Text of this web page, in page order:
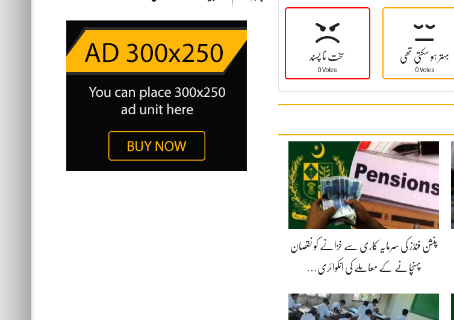
سخت نا پسند
0 Votes
بہتر ہو سکتی تھی
0 Votes
پنشن فنڈز کی سرمایہ کاری سے خزانے کو نقصان
پہنچانے کے معاملے کی انکوائری…